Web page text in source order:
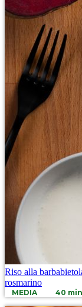
Riso alla
rosmarino
MEDIA 40 min